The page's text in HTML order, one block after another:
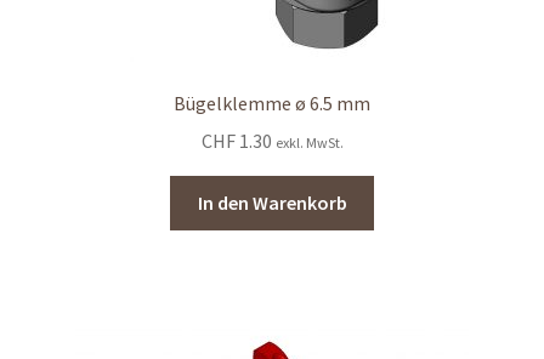
Bügelklemme ø 6.5 mm
CHF1.30 exkl. MwSt.
In den Warenkorb